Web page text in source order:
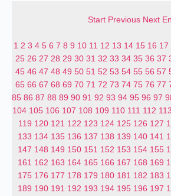
Start Previous Next
1 2 3 4 5 6 7 8 9 10 11 12 13 14 15 16 17
25 26 27 28 29 30 31 32 33 34 35 36 37
45 46 47 48 49 50 51 52 53 54 55 56 57
65 66 67 68 69 70 71 72 73 74 75 76 77
85 86 87 88 89 90 91 92 93 94 95 96 97
104 105 106 107 108 109 110 111 112 113
119 120 121 122 123 124 125 126 127
133 134 135 136 137 138 139 140 141
147 148 149 150 151 152 153 154 155
161 162 163 164 165 166 167 168 169
175 176 177 178 179 180 181 182 183
189 190 191 192 193 194 195 196 197